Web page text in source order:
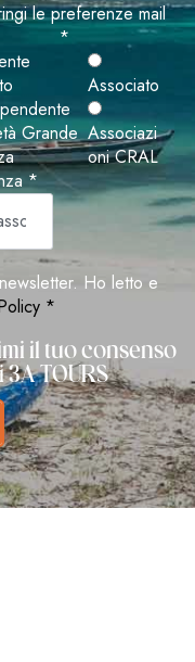
le preferenze mail
*
Associato
Grande Associazi
oni CRAL
*
Ho letto e
*
il tuo consenso
TOURS